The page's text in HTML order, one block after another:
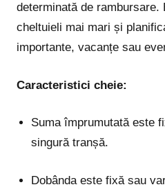
determinată de rambursare.
cheltuieli mai mari și
importante, vacanțe sau
Caracteristici cheie:
Suma împrumutată este
singură tranșă.
Dobânda este fixă sau